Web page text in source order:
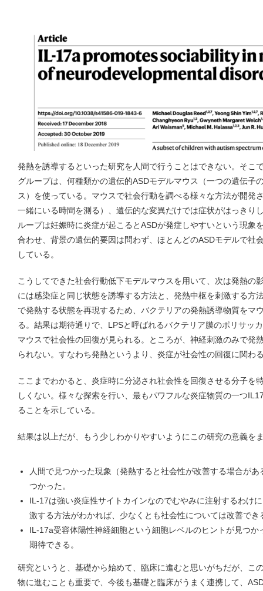
発熱を誘導するといった研究を人間で行うことはできない。そこ
グループは、何種類かの遺伝的ASDモデルマウス（一つの遺伝子
ス）を使っている。マウスで社会行動を調べる様々な方法が開発
一緒にいる時間を測る）、遺伝的な変異だけでは症状がはっきり
ループは妊娠時に炎症が起こるとASDが発症しやすいという現象
合わせ、背景の遺伝的要因は問わず、ほとんどのASDモデルで社
している。
こうしてできた社会行動低下モデルマウスを用いて、次は発熱の
には感染症と同じ状態を誘導する方法と、発熱中枢を刺激する方
で発熱する状態を再現するため、バクテリアの発熱誘導物質をマ
る。結果は期待通りで、LPSと呼ばれるバクテリア膜のポリサッ
マウスで社会性の回復が見られる。ところが、神経刺激のみで発
られない。すなわち発熱というより、炎症が社会性の回復に関わ
ここまでわかると、炎症時に分泌され社会性を回復させる分子を
しくない。様々な探索を行い、最もパワフルな炎症物質の一つ
ることを示している。
結果は以上だが、もう少しわかりやすいようにこの研究の意義を
人間で見つかった現象（発熱すると社会性が改善する場合が
つかった。
IL-17は強い炎症性サイトカインなのでむやみに注射するわけ
激する方法がわかれば、少なくとも社会性については改善でき
IL-17a受容体陽性神経細胞という細胞レベルのヒントが見つ
期待できる。
研究というと、基礎から始めて、臨床に進むと思いがちだが、こ
物に進むことも重要で、今後も基礎と臨床がうまく連携して、